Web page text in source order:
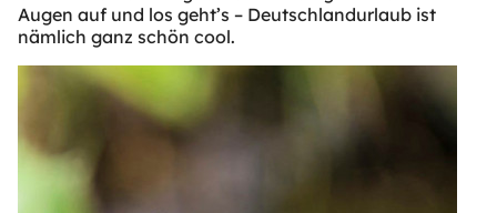
Augen auf und los geht’s – Deutschlandurlaub ist
nämlich ganz schön cool.